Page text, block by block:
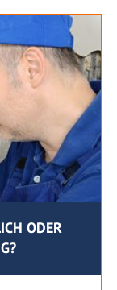
ODER